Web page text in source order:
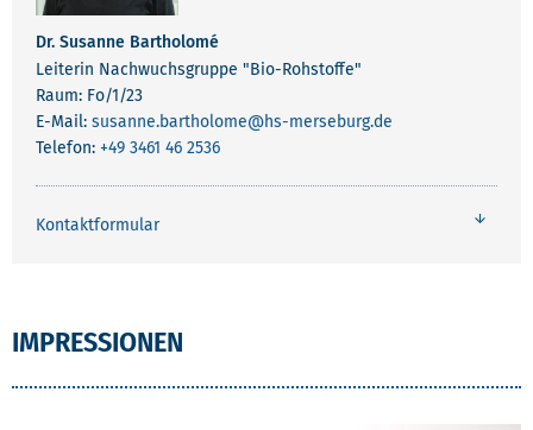
Dr. Susanne Bartholomé
Leiterin Nachwuchsgruppe "Bio-Rohstoffe"
Raum: Fo/1/23
E-Mail: susanne.bartholome@hs-merseburg.de
Telefon: +49 3461 46 2536
Kontaktformular
IMPRESSIONEN